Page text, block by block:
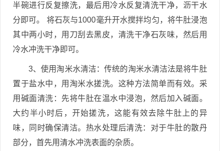
半碗进行反复擦洗，最后用冷水反复清洗干净，沥干水
分即可。 将石灰与1000毫升开水搅拌均匀，将牛肚浸泡
其中两小时，用刀刮去黑皮，清洗干净石灰味，然后用
冷水冲洗干净即可。
3、使用淘米水清洁：传统的淘米水清洁法是将牛肚
置于盐水中，用淘米水搓洗。这种方法简单而有效。采
用碱面清洗：先将牛肚在温水中浸泡，然后加入碱面。
大约半小时后，开始搓洗，这能有效去除牛肚上的异
味，同时确保清洁。热水处理后清洗：对于牛肚的散丹
部分，首先用清水冲洗表面的杂质。